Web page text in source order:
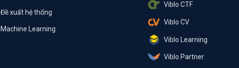
Đề xuất hệ thống
Machine Learning
Viblo CTF
Viblo CV
Viblo Learning
Viblo Partner